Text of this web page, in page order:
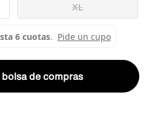
XL
de compras